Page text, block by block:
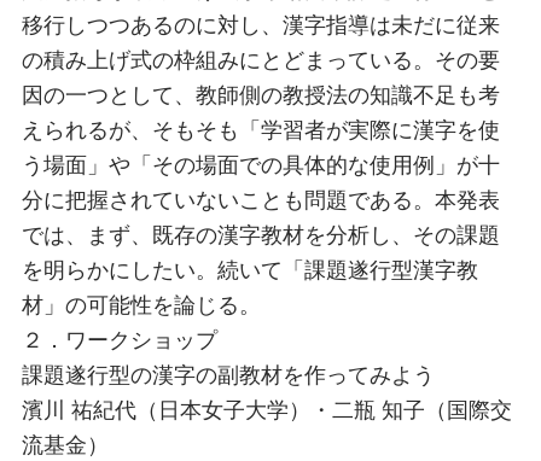
移行しつつあるのに対し、漢字指導は未だに従来
の積み上げ式の枠組みにとどまっている。その要
因の一つとして、教師側の教授法の知識不足も考
えられるが、そもそも「学習者が実際に漢字を使
う場面」や「その場面での具体的な使用例」が十
分に把握されていないことも問題である。本発表
では、まず、既存の漢字教材を分析し、その課題
を明らかにしたい。続いて「課題遂行型漢字教
材」の可能性を論じる。
２．ワークショップ
課題遂行型の漢字の副教材を作ってみよう
濱川 祐紀代（日本女子大学）・二瓶 知子（国際交
流基金）